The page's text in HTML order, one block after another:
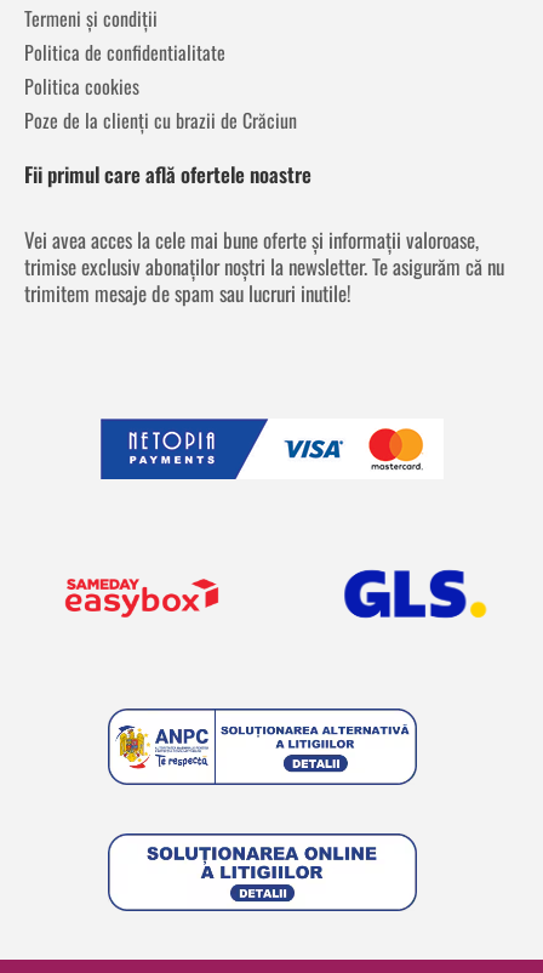
Termeni și condiții
Politica de confidentialitate
Politica cookies
Poze de la clienți cu brazii de Crăciun
Fii primul care află ofertele noastre
Vei avea acces la cele mai bune oferte și informații valoroase,
trimise exclusiv abonaților noștri la newsletter. Te asigurăm că nu
trimitem mesaje de spam sau lucruri inutile!